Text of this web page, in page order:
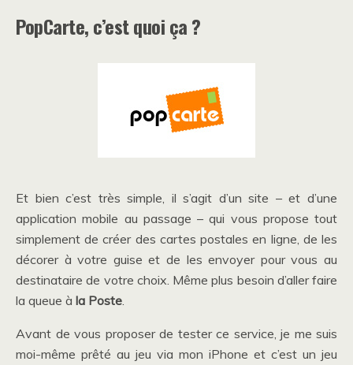
PopCarte, c’est quoi ça ?
Et bien c’est très simple, il s’agit d’un site – et d’une
application mobile au passage – qui vous propose tout
simplement de créer des cartes postales en ligne, de les
décorer à votre guise et de les envoyer pour vous au
destinataire de votre choix. Même plus besoin d’aller faire
la queue à la Poste
Avant de vous proposer de tester ce service, je me suis
moi-même prêté au jeu via mon iPhone et c’est un jeu